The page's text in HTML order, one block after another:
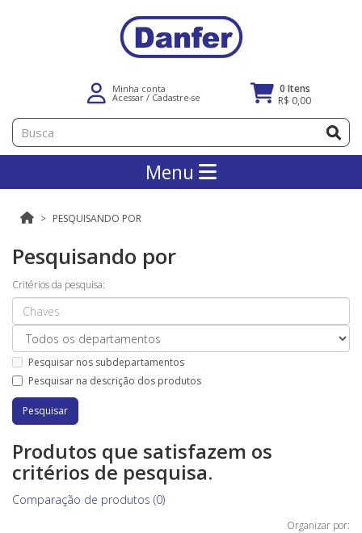
Minha conta
Acessar / Cadastre-se
0 Itens
R$ 0,00
Menu
PESQUISANDO POR
Pesquisando por
Critérios da pesquisa:
Pesquisar nos subdepartamentos
Pesquisar na descrição dos produtos
Produtos que satisfazem os
critérios de pesquisa.
Comparação de produtos (0)
Organizar por: